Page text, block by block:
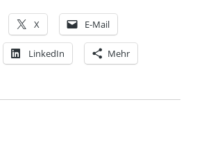
X E-Mail
LinkedIn Mehr